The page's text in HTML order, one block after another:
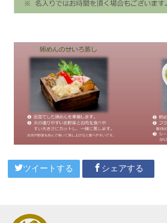
ツイートする シェアする